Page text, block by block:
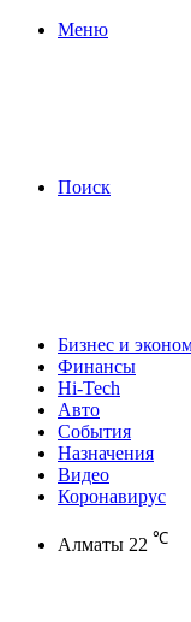
Меню
Поиск
Бизнес и
Финансы
Hi-Tech
Авто
События
Назначения
Видео
Коронавирус
Алматы 22 ℃